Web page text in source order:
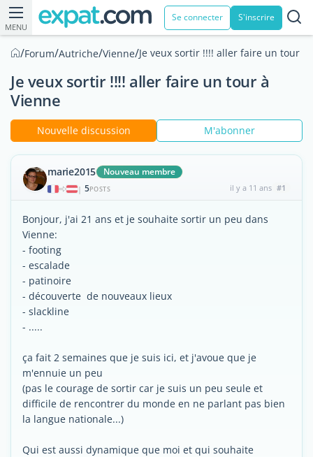
MENU
Se connecter S'inscrire
/Forum/Autriche/Vienne/Je veux sortir !!!! aller faire un tour à
Je veux sortir !!!! aller faire un tour à
Vienne
Nouvelle discussion M'abonner
marie2015 Nouveau membre
| 5POSTS il y a 11 ans #1
Bonjour, j'ai 21 ans et je souhaite sortir un peu dans
Vienne:
- footing
- escalade
- patinoire
- découverte de nouveaux lieux
- slackline
- .....
ça fait 2 semaines que je suis ici, et j'avoue que je
m'ennuie un peu
(pas le courage de sortir car je suis un peu seule et
difficile de rencontrer du monde en ne parlant pas bien
la langue nationale...)
Qui est aussi dynamique que moi et qui souhaite